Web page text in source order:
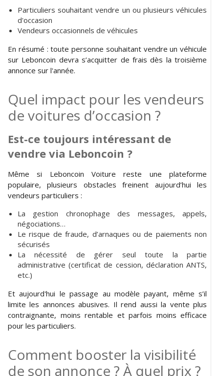
Particuliers souhaitant vendre un ou plusieurs véhicules
d'occasion
Vendeurs occasionnels de véhicules
En résumé : toute personne souhaitant vendre un véhicule
sur Leboncoin devra s’acquitter de frais dès la troisième
annonce sur l'année.
Quel impact pour les vendeurs
de voitures d’occasion ?
Est-ce toujours intéressant de
vendre via Leboncoin ?
Même si Leboncoin Voiture reste une plateforme
populaire, plusieurs obstacles freinent aujourd’hui les
vendeurs particuliers :
La gestion chronophage des messages, appels,
négociations…
Le risque de fraude, d’arnaques ou de paiements non
sécurisés
La nécessité de gérer seul toute la partie
administrative (certificat de cession, déclaration ANTS,
etc.)
Et aujourd'hui le passage au modèle payant, même s’il
limite les annonces abusives. Il rend aussi la vente plus
contraignante, moins rentable et parfois moins efficace
pour les particuliers.
Comment booster la visibilité
de son annonce ? À quel prix ?